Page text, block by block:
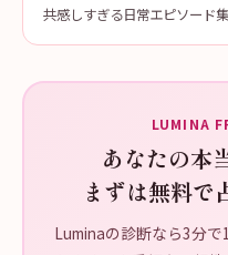
共感しすぎる日常エピソード集
LUMINA
あなたの本
まずは無料で
Luminaの診断なら3分